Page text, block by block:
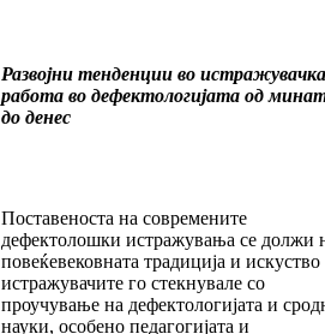
Развојни тенденции во
работа во дефектологијата од
до денес
Поставеноста на современите
дефектолошки истражувања се должи
повеќевековната традиција и
истражувачите го стекнувале со
проучување на дефектологијата и
науки, особено педагогијата и